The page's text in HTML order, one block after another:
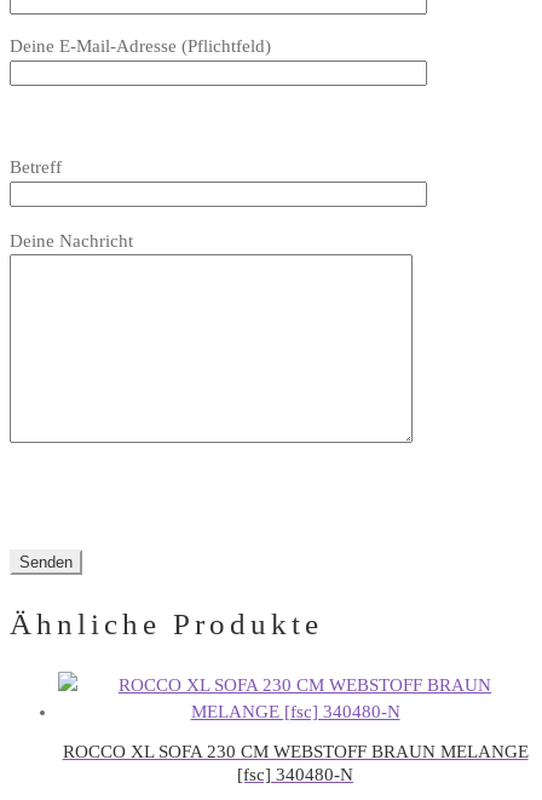
Feld
leer.
Deine E-Mail-Adresse (Pflichtfeld)
dieses
lasse
dieses
leer.
Betreff
lasse
Deine Nachricht
Ähnliche Produkte
ROCCO XL SOFA 230 CM WEBSTOFF BRAUN MELANGE
[fsc] 340480-N